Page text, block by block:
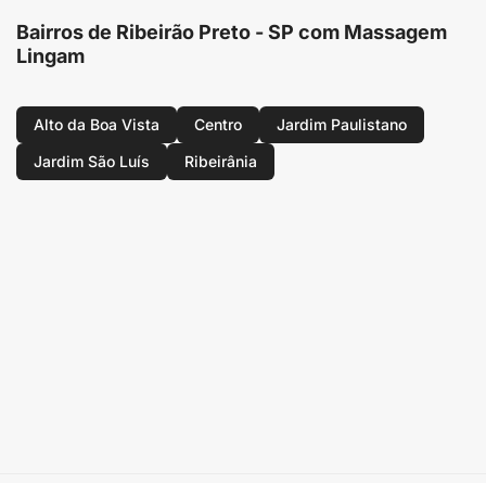
Bairros de Ribeirão Preto - SP com Massagem
Lingam
Alto da Boa Vista Centro
Jardim Paulistano
Jardim São Luís
Ribeirânia